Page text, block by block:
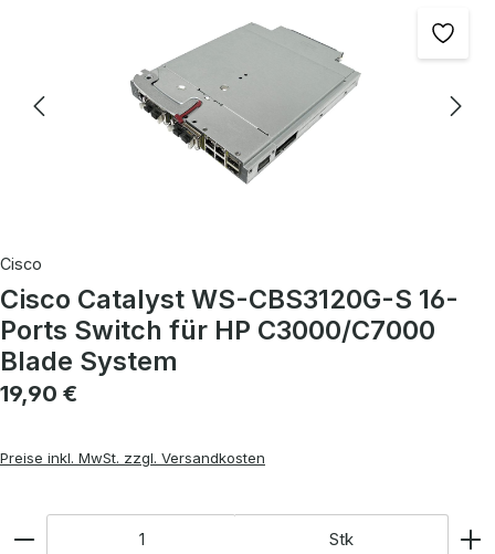
Cisco
Cisco Catalyst WS-CBS3120G-S 16-
Ports Switch für HP C3000/C7000
Blade System
Regulärer Preis:
19,90 €
Preise inkl. MwSt. zzgl. Versandkosten
Stk